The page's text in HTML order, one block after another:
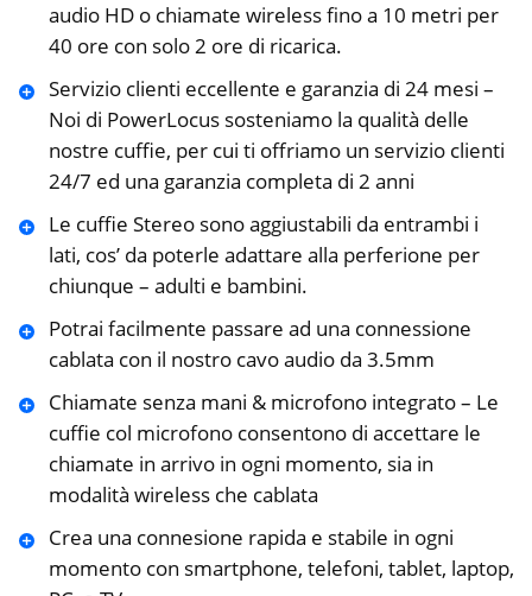
audio HD o chiamate wireless fino a 10 metri per
40 ore con solo 2 ore di ricarica.
Servizio clienti eccellente e garanzia di 24 mesi –
Noi di PowerLocus sosteniamo la qualità delle
nostre cuffie, per cui ti offriamo un servizio clienti
24/7 ed una garanzia completa di 2 anni
Le cuffie Stereo sono aggiustabili da entrambi i
lati, cos’ da poterle adattare alla perferione per
chiunque – adulti e bambini.
Potrai facilmente passare ad una connessione
cablata con il nostro cavo audio da 3.5mm
Chiamate senza mani & microfono integrato – Le
cuffie col microfono consentono di accettare le
chiamate in arrivo in ogni momento, sia in
modalità wireless che cablata
Crea una connesione rapida e stabile in ogni
momento con smartphone, telefoni, tablet, laptop,